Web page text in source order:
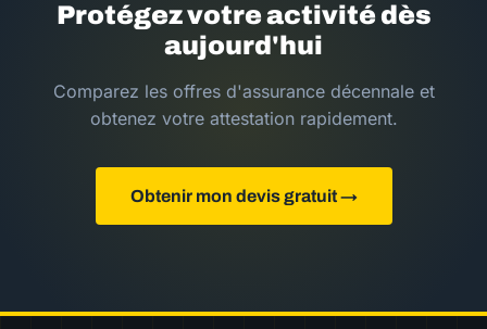
Protégez votre activité dès
aujourd'hui
Comparez les offres d'assurance décennale et
obtenez votre attestation rapidement.
Obtenir mon devis gratuit →